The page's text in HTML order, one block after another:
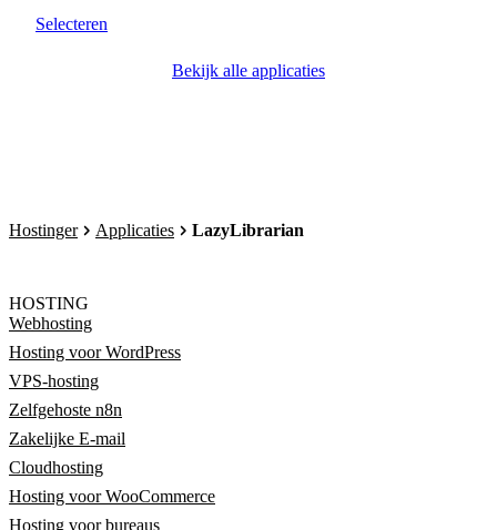
Selecteren
Bekijk alle applicaties
Hostinger Applicaties LazyLibrarian
HOSTING
Webhosting
Hosting voor WordPress
VPS-hosting
Zelfgehoste n8n
Zakelijke E-mail
Cloudhosting
Hosting voor WooCommerce
Hosting voor bureaus